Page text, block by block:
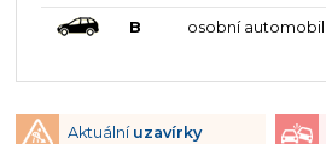
B osobní automobil
Aktuální uzavírky